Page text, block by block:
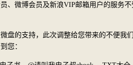
、微博会员及新浪VIP邮箱用户的服务
盘的支持，此次调整给您带来的不便我
您：